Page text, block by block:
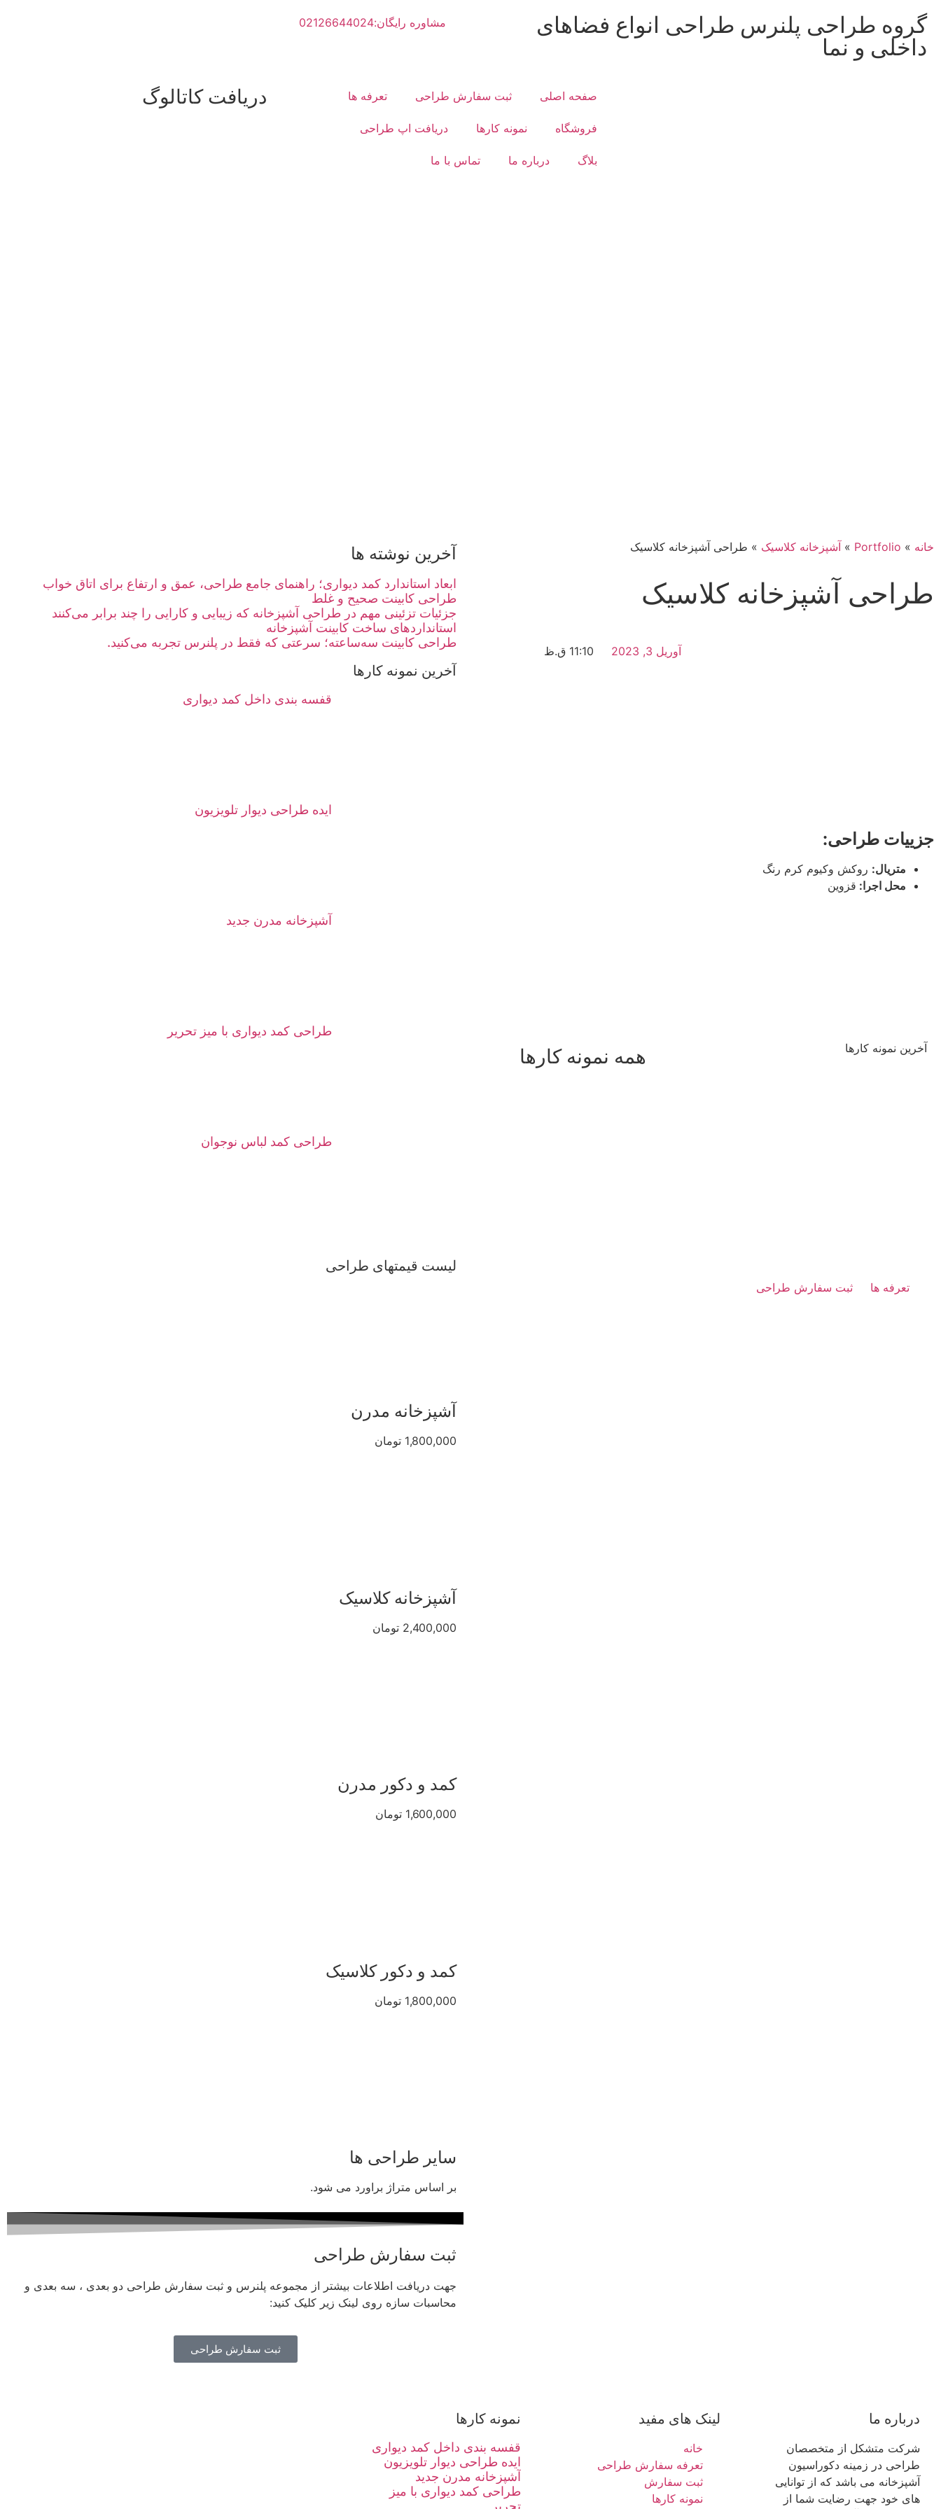
گروه طراحی پلنرس طراحی انواع فضاهای
داخلی و نما
مشاوره رایگان:02126644024
صفحه اصلی ثبت سفارش طراحی تعرفه ها
فروشگاه نمونه کارها دریافت اپ طراحی
بلاگ درباره ما تماس با ما
دریافت کاتالوگ
خانه »
Portfolio
» آشپزخانه کلاسیک » طراحی آشپزخانه کلاسیک
طراحی آشپزخانه کلاسیک
آوریل 3, 2023 11:10 ق.ظ
جزییات طراحی:
متریال: روکش وکیوم کرم رنگ
محل اجرا: قزوین
آخرین نمونه کارها همه نمونه کارها
تعرفه ها ثبت سفارش طراحی
آخرین نوشته ها
ابعاد استاندارد کمد دیواری؛ راهنمای جامع طراحی، عمق و ارتفاع برای اتاق خواب
طراحی کابینت صحیح و غلط
جزئیات تزئینی مهم در طراحی آشپزخانه که زیبایی و کارایی را چند برابر می‌کنند
استانداردهای ساخت کابینت آشپزخانه
طراحی کابینت سه‌ساعته؛ سرعتی که فقط در پلنرس تجربه می‌کنید.
آخرین نمونه کارها
قفسه بندی داخل کمد دیواری
ایده طراحی دیوار تلویزیون
آشپزخانه مدرن جدید
طراحی کمد دیواری با میز تحریر
طراحی کمد لباس نوجوان
لیست قیمتهای طراحی
آشپزخانه مدرن
1,800,000 تومان
آشپزخانه کلاسیک
2,400,000 تومان
کمد و دکور مدرن
1,600,000 تومان
کمد و دکور کلاسیک
1,800,000 تومان
سایر طراحی ها
بر اساس متراژ براورد می شود.
ثبت سفارش طراحی
جهت دریافت اطلاعات بیشتر از مجموعه پلنرس و ثبت سفارش طراحی دو بعدی ، سه بعدی و
محاسبات سازه روی لینک زیر کلیک کنید:
ثبت سفارش طراحی
درباره ما
شرکت متشکل از متخصصان
طراحی در زمینه دکوراسیون
آشپزخانه می باشد که از توانایی
های خود جهت رضایت شما از
لینک های مفید
خانه
تعرفه سفارش طراحی
ثبت سفارش
نمونه کارها
نمونه کارها
قفسه بندی داخل کمد دیواری
ایده طراحی دیوار تلویزیون
آشپزخانه مدرن جدید
طراحی کمد دیواری با میز
تحریر